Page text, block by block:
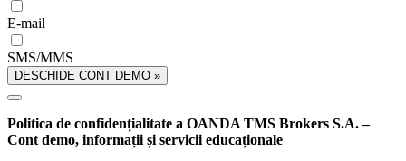
E-mail
SMS/MMS
DESCHIDE CONT DEMO »
Politica de confidențialitate a OANDA TMS Brokers S.A. –
Cont demo, informații și servicii educaționale